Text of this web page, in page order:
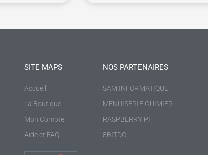
SITE MAPS
Accueil
La Boutique
Mon Compte
Aide et FAQ
NOS PARTENAIRES
SAM INFORMATIQUE
MENUISERIE GUIMIER
RASPBERRY PI
8BITDO